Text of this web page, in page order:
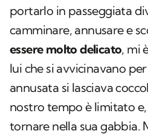
portarlo in passeggiata
camminare, annusare e
essere molto delicato, mi
lui che si avvicinavano
annusata si lasciava
nostro tempo è limitato
tornare nella sua gabbia.